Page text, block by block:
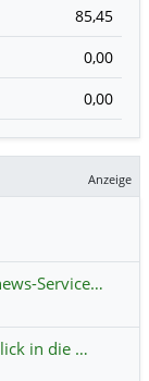
85,45
0,00
0,00
Anzeige
Service…
in die …